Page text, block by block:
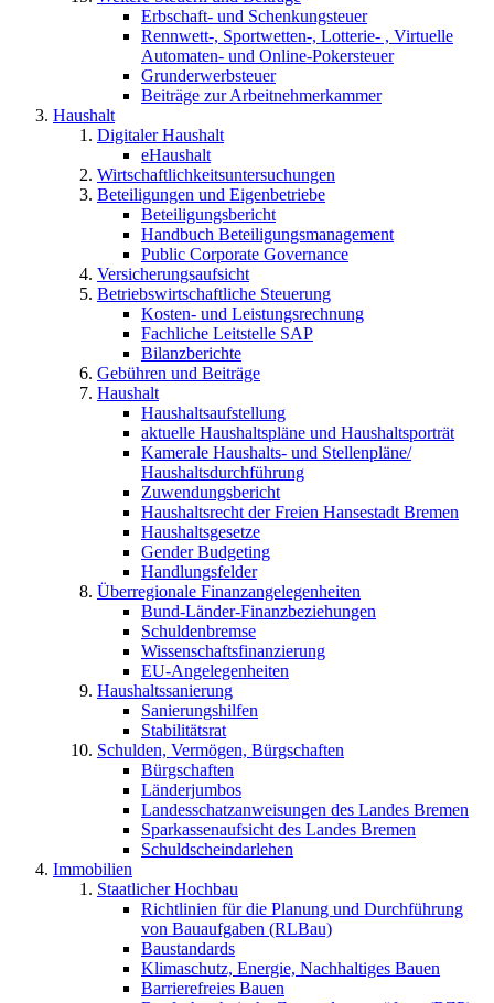
Erbschaft- und Schenkungsteuer
Rennwett-, Sportwetten-, Lotterie- , Virtuelle
Automaten- und Online-Pokersteuer
Grunderwerbsteuer
Beiträge zur Arbeitnehmerkammer
Haushalt
Digitaler Haushalt
eHaushalt
Wirtschaftlichkeitsuntersuchungen
Beteiligungen und Eigenbetriebe
Beteiligungsbericht
Handbuch Beteiligungsmanagement
Public Corporate Governance
Versicherungsaufsicht
Betriebswirtschaftliche Steuerung
Kosten- und Leistungsrechnung
Fachliche Leitstelle SAP
Bilanzberichte
Gebühren und Beiträge
Haushalt
Haushaltsaufstellung
aktuelle Haushaltspläne und Haushaltsporträt
Kamerale Haushalts- und Stellenpläne/
Haushaltsdurchführung
Zuwendungsbericht
Haushaltsrecht der Freien Hansestadt Bremen
Haushaltsgesetze
Gender Budgeting
Handlungsfelder
Überregionale Finanzangelegenheiten
Bund-Länder-Finanzbeziehungen
Schuldenbremse
Wissenschaftsfinanzierung
EU-Angelegenheiten
Haushaltssanierung
Sanierungshilfen
Stabilitätsrat
Schulden, Vermögen, Bürgschaften
Bürgschaften
Länderjumbos
Landesschatzanweisungen des Landes Bremen
Sparkassenaufsicht des Landes Bremen
Schuldscheindarlehen
Immobilien
Staatlicher Hochbau
Richtlinien für die Planung und Durchführung
von Bauaufgaben (RLBau)
Baustandards
Klimaschutz, Energie, Nachhaltiges Bauen
Barrierefreies Bauen